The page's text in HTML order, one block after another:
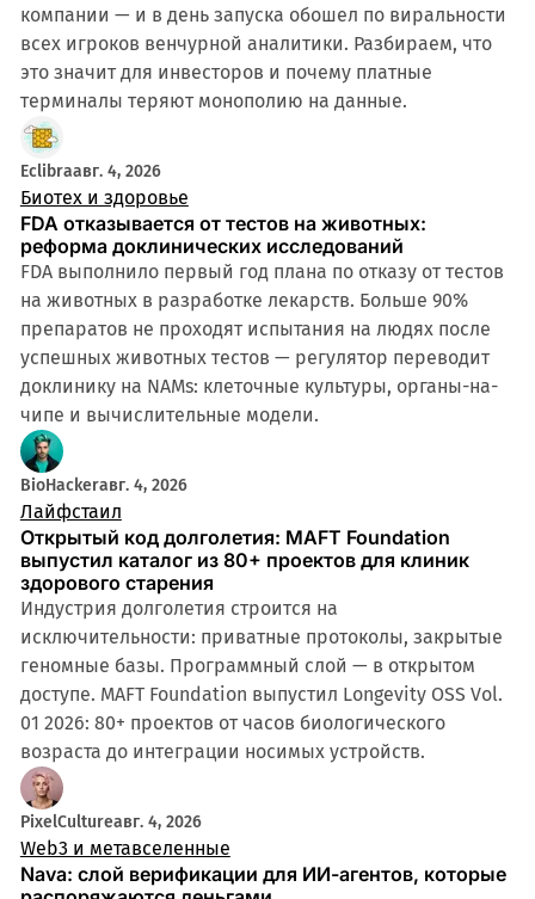
компании — и в день запуска обошел по виральности
всех игроков венчурной аналитики. Разбираем, что
это значит для инвесторов и почему платные
терминалы теряют монополию на данные.
Eclibraавг. 4, 2026
Биотех и здоровье
FDA отказывается от тестов на животных:
реформа доклинических исследований
FDA выполнило первый год плана по отказу от тестов
на животных в разработке лекарств. Больше 90%
препаратов не проходят испытания на людях после
успешных животных тестов — регулятор переводит
доклинику на NAMs: клеточные культуры, органы-на-
чипе и вычислительные модели.
BioHackerавг. 4, 2026
Лайфстаил
Открытый код долголетия: MAFT Foundation
выпустил каталог из 80+ проектов для клиник
здорового старения
Индустрия долголетия строится на
исключительности: приватные протоколы, закрытые
геномные базы. Программный слой — в открытом
доступе. MAFT Foundation выпустил Longevity OSS Vol.
01 2026: 80+ проектов от часов биологического
возраста до интеграции носимых устройств.
PixelCultureавг. 4, 2026
Web3 и метавселенные
Nava: слой верификации для ИИ-агентов, которые